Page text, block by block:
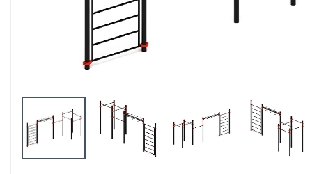
Оборудование
оборудование
Благоустройство
детских площадок